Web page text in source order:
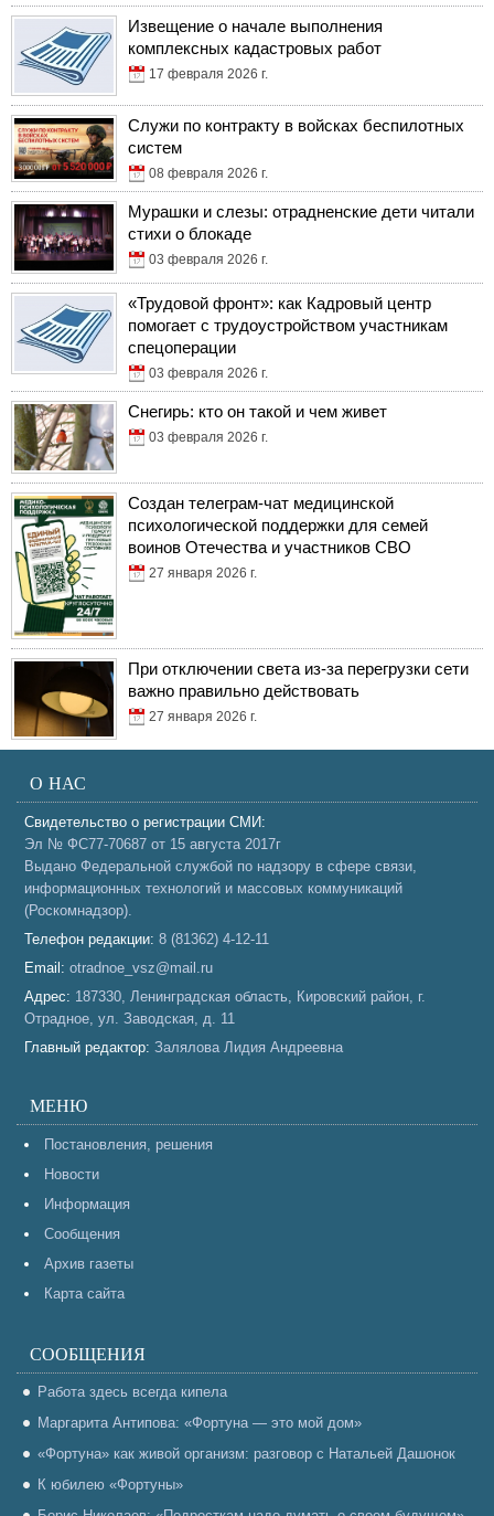
Извещение о начале выполнения
комплексных кадастровых работ
17 февраля 2026 г.
Служи по контракту в войсках беспилотных
систем
08 февраля 2026 г.
Мурашки и слезы: отрадненские дети читали
стихи о блокаде
03 февраля 2026 г.
«Трудовой фронт»: как Кадровый центр
помогает с трудоустройством участникам
спецоперации
03 февраля 2026 г.
Снегирь: кто он такой и чем живет
03 февраля 2026 г.
Создан телеграм-чат медицинской
психологической поддержки для семей
воинов Отечества и участников СВО
27 января 2026 г.
При отключении света из-за перегрузки сети
важно правильно действовать
27 января 2026 г.
О НАС
Свидетельство о регистрации СМИ:
Эл № ФС77-70687 от 15 августа 2017г
Выдано Федеральной службой по надзору в сфере связи,
информационных технологий и массовых коммуникаций
(Роскомнадзор).
Телефон редакции: 8 (81362) 4-12-11
Email: otradnoe_vsz@mail.ru
Адрес: 187330, Ленинградская область, Кировский район, г.
Отрадное, ул. Заводская, д. 11
Главный редактор: Залялова Лидия Андреевна
МЕНЮ
Постановления, решения
Новости
Информация
Сообщения
Архив газеты
Карта сайта
СООБЩЕНИЯ
Работа здесь всегда кипела
Маргарита Антипова: «Фортуна — это мой дом»
«Фортуна» как живой организм: разговор с Натальей Дашонок
К юбилею «Фортуны»